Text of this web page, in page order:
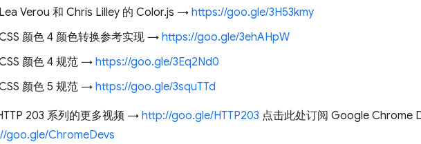
Lea Verou 和 Chris Lilley 的 Color.js → https://goo.gle/3H53kmy
颜色 4 颜色转换参考实现 →https://goo.gle/3ehAHpW
颜色 4 规范 → https://goo.gle/3Eq2Nd0
颜色 5 规范 → https://goo.gle/3squTTd
203 系列的更多视频 → http://goo.gle/HTTP203 点击此处订阅 Google Chrome
goo.gle/ChromeDevs